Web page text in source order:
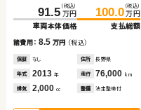
91.5 （税込）
万円
車両本体価格
100.0 （税込）
万円
支払総額
諸費用：8.5 万円 （税込）
保証 なし 住所 長野県
年式 2013 年 走行 76,000 km
排気 2,000 cc 整備 法定整備付
諸費用：8.2 万円（税込）
あり 青森県
年式 2019年 走行
排気 660 整備 法定整備付
見積もり・在庫確認
諸費用：10.5万円（税込）
あり 山口県
年式 2013年 走行
排気 1,500 整備 法定整備付
見積もり・在庫確認